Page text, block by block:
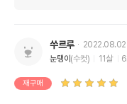
쑤르루
2022.08.02
눈탱이(수컷) 11살
재구매